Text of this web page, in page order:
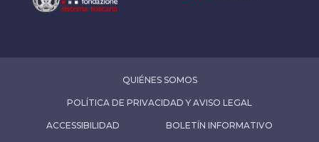
QUIÉNES SOMOS
POLÍTICA DE PRIVACIDAD Y AVISO LEGAL
ACCESSIBILIDAD BOLETÍN INFORMATIVO